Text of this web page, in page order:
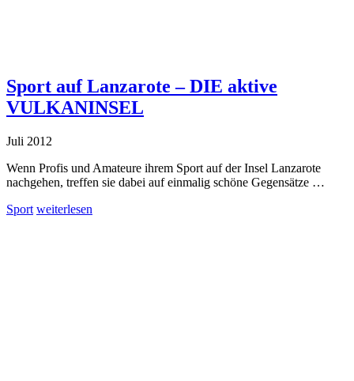
Sport auf Lanzarote – DIE aktive
VULKANINSEL
Juli 2012
Wenn Profis und Amateure ihrem Sport auf der Insel Lanzarote
nachgehen, treffen sie dabei auf einmalig schöne Gegensätze …
Sport weiterlesen